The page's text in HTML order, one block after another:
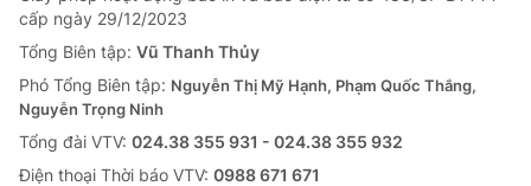
Sản phẩm
Thị trường
Tư vấn
Giao lưu trực tuyến
Lịch phát sóng
Chuyên mục khác
cấp ngày 29/12/2023
Tổng Biên tập: Vũ Thanh Thủy
Phó Tổng Biên tập: Nguyễn Thị Mỹ Hạnh, Phạm Quốc Thắng,
Nguyễn Trọng Ninh
Tổng đài VTV: 024.38 355 931 - 024.38 355 932
Ðiện thoại Thời báo VTV: 0988 671 671